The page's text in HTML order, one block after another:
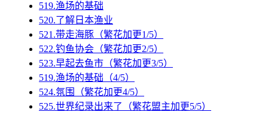
519.渔场的基础
520.了解日本渔业
521.带走海豚（繁花加更1/5）
522.钓鱼协会（繁花加更2/5）
523.早起去鱼市（繁花加更3/5）
519.渔场的基础（4/5）
524.氛围（繁花加更4/5）
525.世界纪录出来了（繁花盟主加更5/5）